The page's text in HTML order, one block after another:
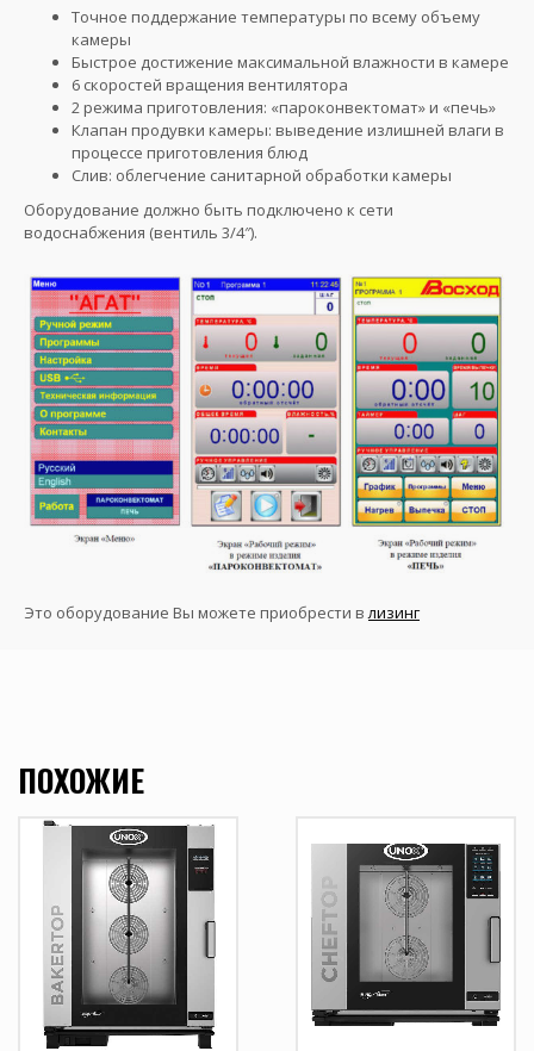
Точное поддержание температуры по всему объему
камеры
Быстрое достижение максимальной влажности в камере
6 скоростей вращения вентилятора
2 режима приготовления: «пароконвектомат» и «печь»
Клапан продувки камеры: выведение излишней влаги в
процессе приготовления блюд
Слив: облегчение санитарной обработки камеры
Оборудование должно быть подключено к сети
водоснабжения (вентиль 3/4″).
Это оборудование Вы можете приобрести влизинг
ПОХОЖИЕ